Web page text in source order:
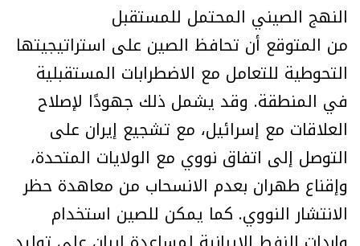
النهج الصيني المحتمل للمستقبل
من المتوقع أن تحافظ الصين على استراتيجيتها
التحوطية للتعامل مع الاضطرابات المستقبلية
في المنطقة. وقد يشمل ذلك جهودًا لإصلاح
العلاقات مع إسرائيل، مع تشجيع إيران على
التوصل إلى اتفاق نووي مع الولايات المتحدة،
وإقناع طهران بعدم الانسحاب من معاهدة حظر
الانتشار النووي. كما يمكن للصين استخدام